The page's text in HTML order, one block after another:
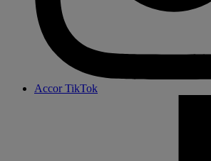
Accor TikTok